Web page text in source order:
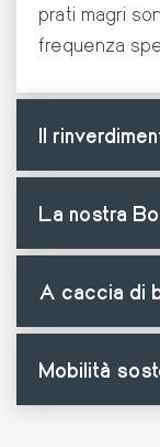
prati magri
frequenza
Il
La nostra
A caccia di
Mobilità